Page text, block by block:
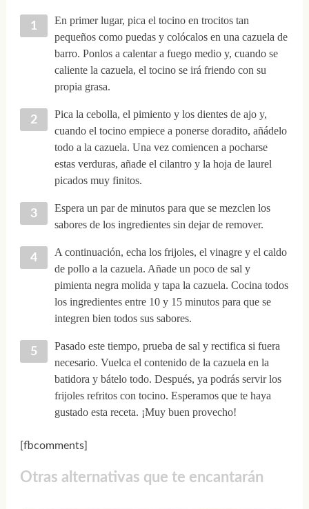
En primer lugar, pica el tocino en trocitos tan
pequeños como puedas y colócalos en una cazuela de
barro. Ponlos a calentar a fuego medio y, cuando se
caliente la cazuela, el tocino se irá friendo con su
propia grasa.
Pica la cebolla, el pimiento y los dientes de ajo y,
cuando el tocino empiece a ponerse doradito, añádelo
todo a la cazuela. Una vez comiencen a pocharse
estas verduras, añade el cilantro y la hoja de laurel
picados muy finitos.
Espera un par de minutos para que se mezclen los
sabores de los ingredientes sin dejar de remover.
A continuación, echa los frijoles, el vinagre y el caldo
de pollo a la cazuela. Añade un poco de sal y
pimienta negra molida y tapa la cazuela. Cocina todos
los ingredientes entre 10 y 15 minutos para que se
integren bien todos sus sabores.
Pasado este tiempo, prueba de sal y rectifica si fuera
necesario. Vuelca el contenido de la cazuela en la
batidora y bátelo todo. Después, ya podrás servir los
frijoles refritos con tocino. Esperamos que te haya
gustado esta receta. ¡Muy buen provecho!
[fbcomments]
Otras alternativas que te encantarán